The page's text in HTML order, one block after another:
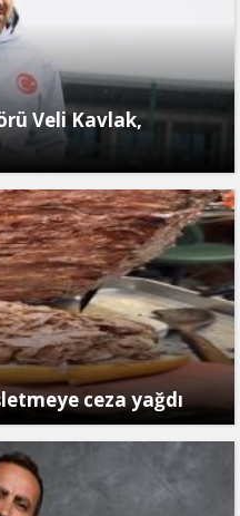
Veli Kavlak,
ceza yağdı